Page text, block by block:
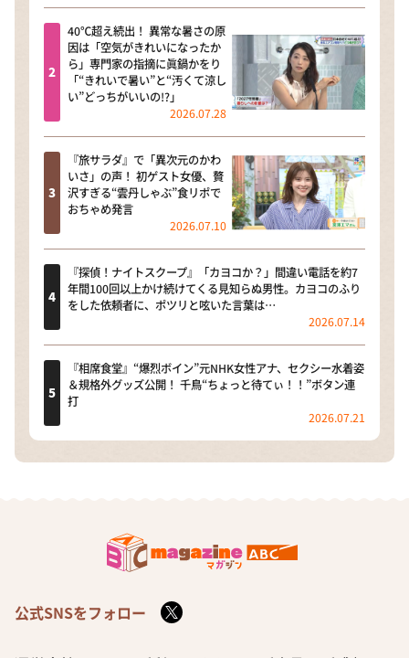
新婚さんいらっしゃい！
ポツンと一軒家
ザキ山小屋本館
ぺこぱのまるスポ
40℃超え続出！ 異常な暑さの原
因は「空気がきれいになったか
ら」専門家の指摘に眞鍋かをり
「“きれいで暑い”と“汚くて涼し
い”どっちがいいの!?」
2026.07.28
『旅サラダ』で「異次元のかわ
いさ」の声！ 初ゲスト女優、贅
沢すぎる“雲丹しゃぶ”食リポで
おちゃめ発言
2026.07.10
『探偵！ナイトスクープ』「カヨコか？」間違い電話を約7
年間100回以上かけ続けてくる見知らぬ男性。カヨコのふり
をした依頼者に、ポツリと呟いた言葉は…
2026.07.14
『相席食堂』“爆烈ボイン”元NHK女性アナ、セクシー水着姿
＆規格外グッズ公開！ 千鳥“ちょっと待てぃ！！”ボタン連
打
2026.07.21
公式SNSをフォロー